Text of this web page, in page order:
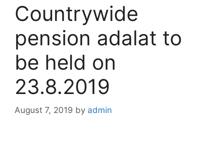
Countrywide
pension adalat to
be held on
23.8.2019
August 7, 2019 by admin